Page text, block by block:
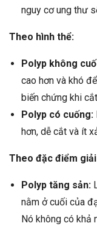
nguy cơ ung thư
Theo hình thể:
Polyp không
cao hơn và khó
biến chứng khi
Polyp có cuống:
hơn, dễ cắt và ít
Theo đặc điểm
Polyp tăng sản:
nằm ở cuối của
Nó không có khả